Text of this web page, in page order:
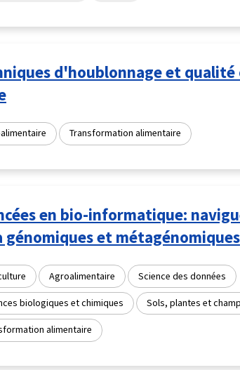
d'houblonnage et
Transformation alimentaire
en bio-informatique:
génomiques et métagénomiques
Agroalimentaire Science des données
biologiques et chimiques Sols, plantes et
alimentaire